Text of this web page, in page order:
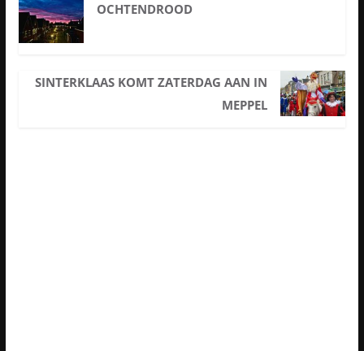
OCHTENDROOD
SINTERKLAAS KOMT ZATERDAG AAN IN
MEPPEL